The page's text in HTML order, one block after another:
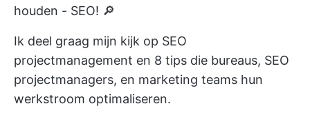
houden - SEO! 🔎
Ik deel graag mijn kijk op SEO
projectmanagement en 8 tips die bureaus, SEO
projectmanagers, en marketing teams hun
werkstroom optimaliseren.